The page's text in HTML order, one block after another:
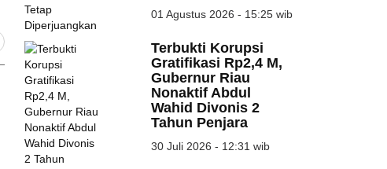
DAIKIN Resmikan
Center of Excellence
di...
07 Agu 2026
01 Agustus 2026 - 15:25 wib
Terbukti Korupsi
Gratifikasi Rp2,4 M,
Gubernur Riau
Nonaktif Abdul
Wahid Divonis 2
Tahun Penjara
30 Juli 2026 - 12:31 wib